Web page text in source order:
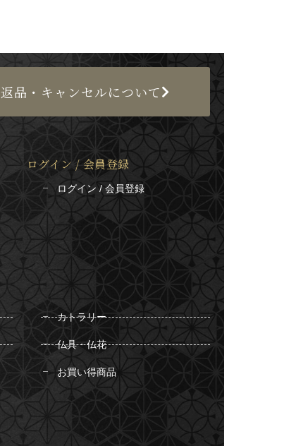
返品・キャンセルについて
ログイン / 会員登録
ログイン / 会員登録
カトラリー
仏具・仏花
お買い得商品